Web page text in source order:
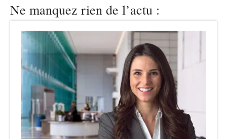
Ne manquez rien de l’actu :